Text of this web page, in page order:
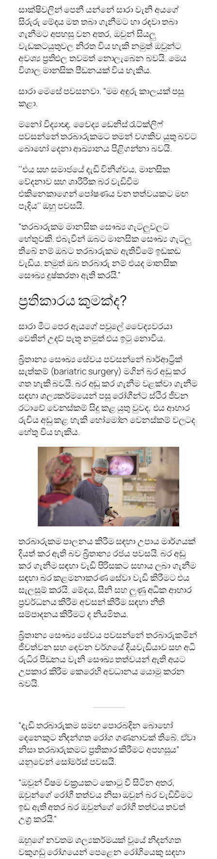
සාක්ෂිවලින් පෙනී යන්නේ සාරා වැනි අයගේ
සිරුරු මේදය මත තබා ගැනීමට හා රඳවා තබා
ගැනීමට අපහසු වන අතර, ඔවුන් සියලු
වැඩකටයුතුවල නිරත විය හැකි නමුත් ඔවුන්ට
අවශ්‍ය ප්‍රතිඵල තවමත් නොලැබෙන බවයි. මෙය
විශාල මානසික පීඩනයක් විය හැකිය.
සාරා මෙසේ පවසනවා. “මම අඳුරු කාලයක් පසු
කළා.
මනෝ විද්‍යාඥ, වෛද්‍ය ඩෙනිස් රැට්ක්ලිෆ්
පවසන්නේ තරබාරුකමට තමන් වගකිව යුතු බවට
බොහෝ දෙනා ආඛ්‍යානය පිළිගන්නා බවයි.
‘‘එය සහ සමාජයේ දැඩි විනිශ්චය, මානසික
වේදනාව සහ ශාරීරික බර වැඩිවීම
එකිනෙකාගෙන් පෝෂණය වන තත්වයකට මඟ
පෑදිය‘‘ ඔහු පවසයි.
“තරබාරුකම මානසික සෞඛ්‍ය ගැටලුවලට
හේතුවකි. එබැවින් ඔබට මානසික සෞඛ්‍ය ගැටලු
තිබේ නම් ඔබට තරබාරුකම ඇතිවීමේ ඉඩකඩ
වැඩිය. නමුත් ඔබ තරබාරු නම් එයද මානසික
සෞඛ්‍ය දුෂ්කරතා ඇති කරයි.”
ප්‍රතිකාරය කුමක්ද?
සාරා මීට පෙර ඇයගේ පවුලේ වෛද්‍යවරයා
වෙතින් උදව් පැතූ නමුත් එය ඉටු නොවීය.
බ්‍රිතාන්‍ය සෞඛ්‍ය සේවය පවසන්නේ බාර්ආට්‍රික්
සැත්කම් (bariatric surgery) මගින් බර අඩු කර
ගත හැකි බවයි. බර අඩු කර ගැනීම වළක්වා ගැනීම
සඳහා ශල්‍යකර්මයෙන් පසු රෝගීන්ට ස්ථිර ජීවන
රටාවේ වෙනස්කම් සිදු කළ යුතු වුවද, එය ආහාර
රුචිය අඩු කළ හැකි හෝමෝන වෙනස්කම් වලටද
හේතු විය හැකිය.
තරබාරුකම පාලනය කිරීම සඳහා උපාය මාර්ගයක්
දියත් කර ඇති බව බ්‍රිතාන්‍ය රජය පවසයි. බර අඩු
කර ගැනීම සඳහා වැඩි පිරිසකට සහාය ලබා ගැනීම
සඳහා බර කළමනාකරණ සේවා වැඩි කිරීමට එය
සැලසුම් කරයි. මේදය, සීනි සහ ලුණු අධික ආහාර
ප්‍රවර්ධනය කිරීම අවසන් කිරීම සඳහා නීති
සම්පාදනය කිරීමට ද නියමිතය.
බ්‍රිතාන්‍ය සෞඛ්‍ය සේවය පවසන්නේ තරබාරුකමින්
ජීවත්වන සහ දෙවන වර්ගයේ දියවැඩියාව සහ අධි
රුධිර පීඩනය වැනි සෞඛ්‍ය තත්වයන් ඇති අයට
උපකාර කිරීම කෙරෙහි අවධානය යොමු කරන
බවයි.
“දැඩි තරබාරුකම සමඟ පොරබදින බොහෝ
දෙනෙකුට නිදන්ගත රෝග ගණනාවක් තිබේ. ඒවා
නිසා තරබාරුකමට ප්‍රතිකාර කිරීමට අපහසුය”
යනුවෙන් සෝමර්ස් පවසයි.
“ඔවුන් විෂම චක්‍රයකට කොටු වී සිටින අතර,
ඔවුන්ගේ රෝගී තත්වය නිසා ඔවුන් බර වැඩිවීමට
ඉඩ ඇති අතර බර ඔවුන්ගේ රෝගී තත්වය තවත්
උග්‍ර කරයි.”
ඔහුගේ නවතම ශල්‍යකර්මයක් වූයේ නිදන්ගත
වකුගඩු රෝගයෙන් පෙළෙන රෝගියෙකු සඳහා